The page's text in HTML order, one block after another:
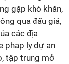
gặp khó khăn,
qua đấu giá,
các địa
pháp lý dự án
tập trung mở